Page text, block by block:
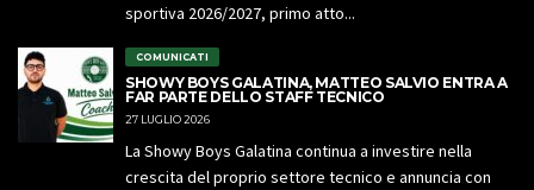
sportiva 2026/2027, primo atto...
COMUNICATI
SHOWY BOYS GALATINA, MATTEO SALVIO ENTRA A
FAR PARTE DELLO STAFF TECNICO
27 LUGLIO 2026
La Showy Boys Galatina continua a investire nella
crescita del proprio settore tecnico e annuncia con